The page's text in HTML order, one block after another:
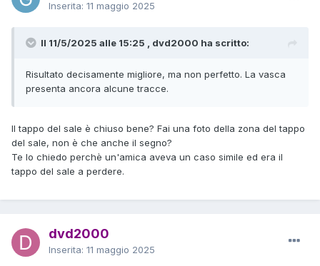
Inserita: 11 maggio 2025
Il 11/5/2025 alle 15:25 , dvd2000 ha scritto:
Risultato decisamente migliore, ma non perfetto. La vasca
presenta ancora alcune tracce.
Il tappo del sale è chiuso bene? Fai una foto della zona del tappo
del sale, non è che anche il segno?
Te lo chiedo perchè un'amica aveva un caso simile ed era il
tappo del sale a perdere.
dvd2000
Inserita: 11 maggio 2025